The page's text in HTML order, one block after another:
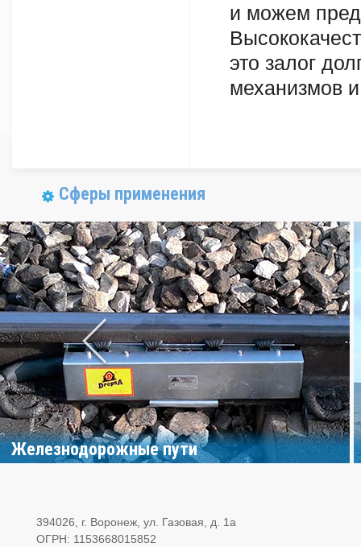
и можем
это залог
механизмов
Сферы применения
Железнодорожные пути
394026, г. Воронеж, ул. Газовая, д. 1а
ОГРН: 1153668015852